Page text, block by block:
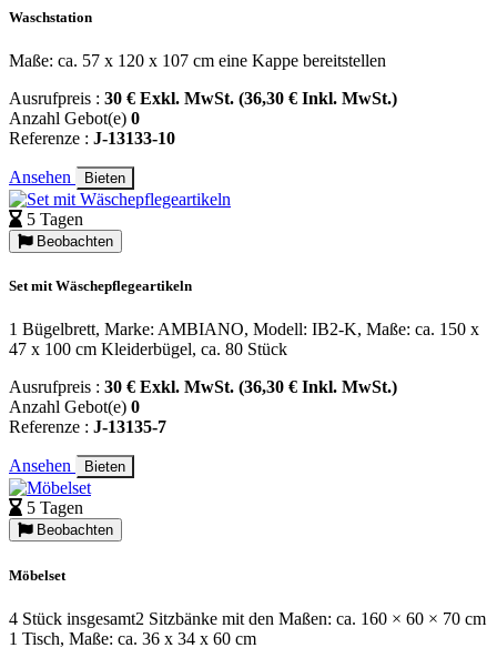
Waschstation
Maße: ca. 57 x 120 x 107 cm eine Kappe bereitstellen
Ausrufpreis : 30 € Exkl. MwSt. (36,30 € Inkl. MwSt.)
Anzahl Gebot(e) 0
Referenze : J-13133-10
Ansehen Bieten
5 Tagen
Beobachten
Set mit Wäschepflegeartikeln
1 Bügelbrett, Marke: AMBIANO, Modell: IB2-K, Maße: ca. 150 x
47 x 100 cm Kleiderbügel, ca. 80 Stück
Ausrufpreis : 30 € Exkl. MwSt. (36,30 € Inkl. MwSt.)
Anzahl Gebot(e) 0
Referenze : J-13135-7
Ansehen Bieten
5 Tagen
Beobachten
Möbelset
4 Stück insgesamt2 Sitzbänke mit den Maßen: ca. 160 × 60 × 70 cm
1 Tisch, Maße: ca. 36 x 34 x 60 cm